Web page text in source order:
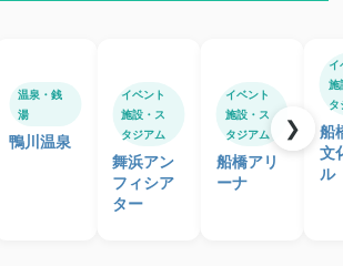
温泉・銭
湯
鴨川温泉
イベント
施設・ス
タジアム
舞浜アン
フィシア
ター
イベント
施設・ス
タジアム
船橋アリ
ーナ
イ
施
タ
船
文
ル
❯